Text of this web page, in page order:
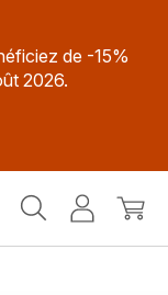
de -15%
2026.
MonMon